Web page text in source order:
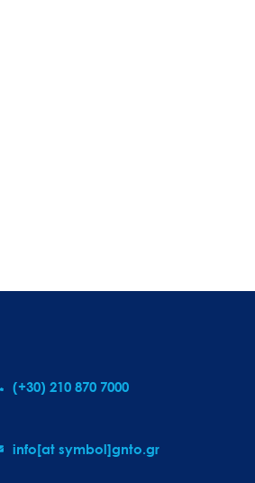
(+30) 210 870 7000
info[at symbol]gnto.gr